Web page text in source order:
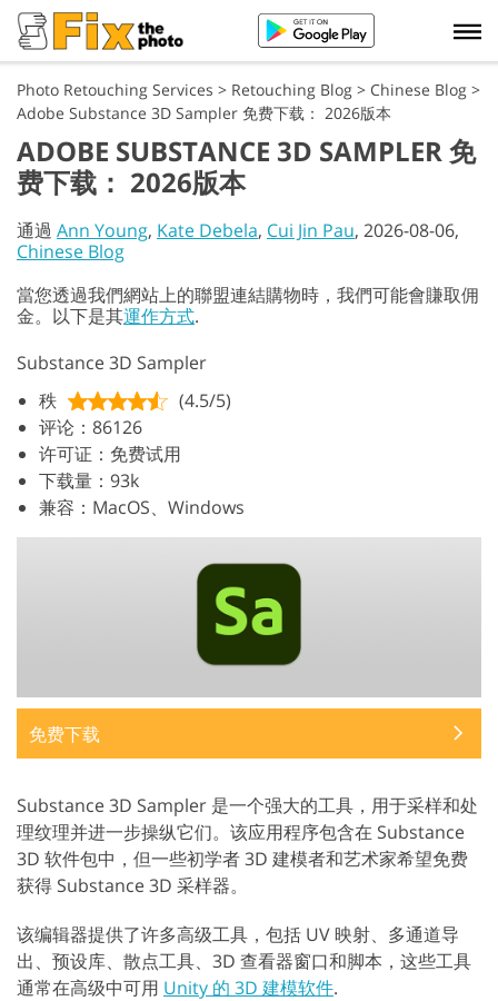
Photo Retouching Services > Retouching Blog > Chinese Blog >
Adobe Substance 3D Sampler 免费下载： 2026版本
ADOBE SUBSTANCE 3D SAMPLER 免
费下载： 2026版本
通過 Ann Young, Kate Debela, Cui Jin Pau, 2026-08-06,
Chinese Blog
當您透過我們網站上的聯盟連結購物時，我們可能會賺取佣
金。以下是其運作方式.
Substance 3D Sampler
秩
(4.5/5)
评论：86126
许可证：免费试用
下载量：93k
兼容：MacOS、Windows
免费下载
Substance 3D Sampler 是一个强大的工具，用于采样和处
理纹理并进一步操纵它们。该应用程序包含在 Substance
3D 软件包中，但一些初学者 3D 建模者和艺术家希望免费
获得 Substance 3D 采样器。
该编辑器提供了许多高级工具，包括 UV 映射、多通道导
出、预设库、散点工具、3D 查看器窗口和脚本，这些工具
通常在高级中可用 Unity 的 3D 建模软件.